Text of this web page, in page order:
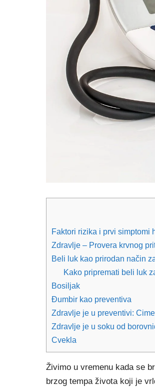
Faktori rizika i prvi simptomi
Zdravlje – Provera krvnog
Beli luk kao prirodan način
Kako pripremati beli luk
Bosiljak
Đumbir kao preventiva
Zdravlje je u preventivi:
Zdravlje je u soku od
Cvekla
Živimo u vremenu kada se
brzog tempa života koji je